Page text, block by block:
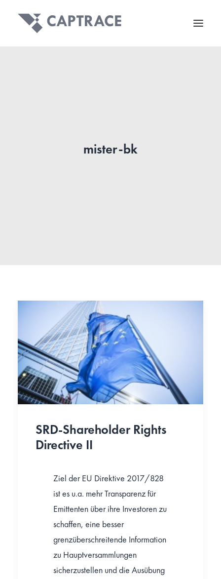
mister-bk
SRD-Shareholder Rights
Directive II
Ziel der EU Direktive 2017/828
ist es u.a. mehr Transparenz für
Emittenten über ihre Investoren zu
schaffen, eine besser
grenzüberschreitende Information
zu Hauptversammlungen
sicherzustellen und die Ausübung